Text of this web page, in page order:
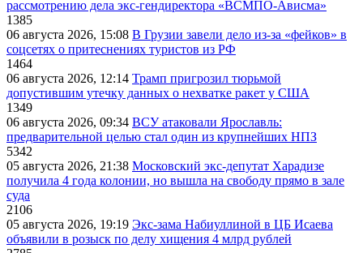
рассмотрению дела экс-гендиректора «ВСМПО-Ависма»
1385
06 августа 2026, 15:08 В Грузии завели дело из-за «фейков» в
соцсетях о притеснениях туристов из РФ
1464
06 августа 2026, 12:14 Трамп пригрозил тюрьмой
допустившим утечку данных о нехватке ракет у США
1349
06 августа 2026, 09:34 ВСУ атаковали Ярославль:
предварительной целью стал один из крупнейших НПЗ
5342
05 августа 2026, 21:38 Московский экс-депутат Харадизе
получила 4 года колонии, но вышла на свободу прямо в зале
суда
2106
05 августа 2026, 19:19 Экс-зама Набиуллиной в ЦБ Исаева
объявили в розыск по делу хищения 4 млрд рублей